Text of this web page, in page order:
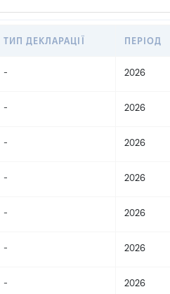
ТИП ДЕКЛАРАЦІЇ ПЕРІОД
- 2026
- 2026
- 2026
- 2026
- 2026
- 2026
- 2026